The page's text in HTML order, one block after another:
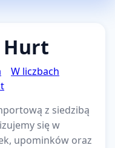
Hurt
W liczbach
z siedzibą
się w
upominków oraz